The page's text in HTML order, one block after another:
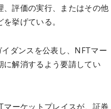
評価の実行、またはその他
挙げている。
ダンスを公表し、NFTマー
解消するよう要請してい
ーケットプレイスが、証券